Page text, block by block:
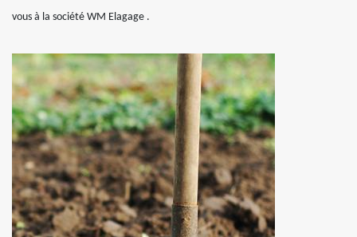
vous à la société WM Elagage .